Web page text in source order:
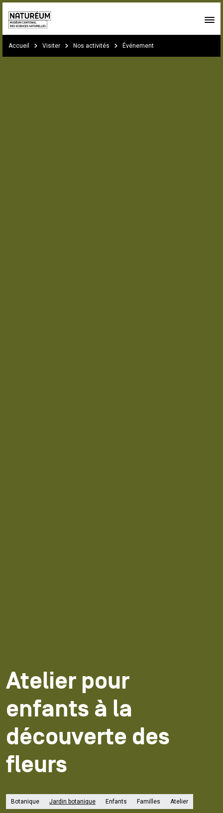
Skip to main content
Accueil Visiter Nos activités Événement
Atelier pour
enfants à la
découverte des
fleurs
Botanique Jardin botanique Enfants Familles Atelier